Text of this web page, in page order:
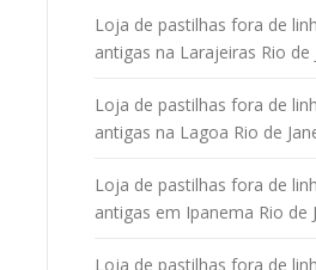
Loja de pastilhas fora de
antigas na Larajeiras Rio de
Loja de pastilhas fora de
antigas na Lagoa Rio de
Loja de pastilhas fora de
antigas em Ipanema Rio de
Loja de pastilhas fora de